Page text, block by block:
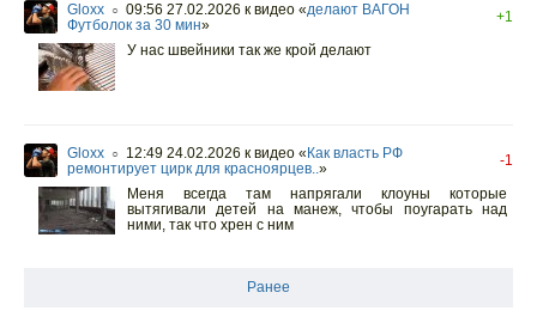
Gloxx ○ 09:56 27.02.2026 к видео «делают ВАГОН
Футболок за 30 мин»
+1
У нас швейники так же крой делают
Gloxx ○ 12:49 24.02.2026 к видео « Как власть РФ
ремонтирует цирк для красноярцев..»
-1
Меня всегда там напрягали клоуны которые
вытягивали детей на манеж, чтобы поугарать над
ними, так что хрен с ним
Ранее